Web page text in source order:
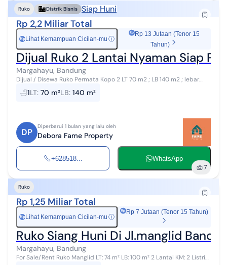
Ruko Distrik Bisnis Siap Huni
Rp 2,2 Miliar Total
Rp Lihat Kemampuan Cicilan-mu ⓘ
Rp 13 Jutaan (Tenor 15
Tahun)
Dijual Ruko 2 Lantai Nyaman Siap
Margahayu, Bandung
Dijual / Disewa Ruko Permata Kopo 2 LT 70 m2 ; LB 140 m2 ; lebar
muka 5 meter ; 2 Lt 2200 Watt ; air sible. lt 1...ruang kosong buat
usaha, 1 k...
1LT: 70 m²LB: 140 m²
DP
Diperbarui 1 bulan yang lalu oleh
Debora Fame Property
+628518... WhatsApp
7
Ruko
Rp 1,25 Miliar Total
Rp Lihat Kemampuan Cicilan-mu ⓘ
Rp 7 Jutaan (Tenor 15 Tahun)
Ruko Siang Huni Di Jl.manglid
Margahayu, Bandung
For Sale/Rent Ruko Manglid LT: 74 m² LB: 100 m² 2 Lantai KM: 2 Listrik: